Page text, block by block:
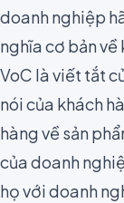
doanh nghiệp
nghĩa cơ bản về
VoC là viết tắt
nói của khách
hàng về sản
của doanh
họ với doanh